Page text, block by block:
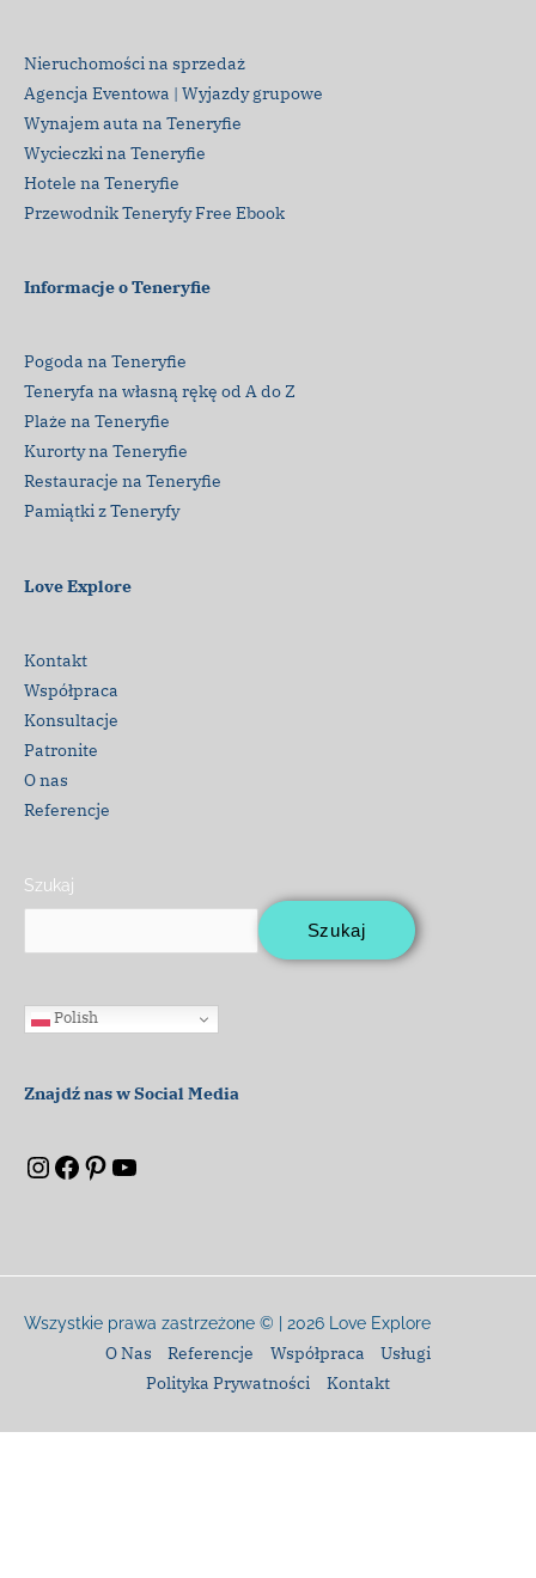
Nieruchomości na sprzedaż
Agencja Eventowa | Wyjazdy grupowe
Wynajem auta na Teneryfie
Wycieczki na Teneryfie
Hotele na Teneryfie
Przewodnik Teneryfy Free Ebook
Informacje o Teneryfie
Pogoda na Teneryfie
Teneryfa na własną rękę od A do Z
Plaże na Teneryfie
Kurorty na Teneryfie
Restauracje na Teneryfie
Pamiątki z Teneryfy
Love Explore
Kontakt
Współpraca
Konsultacje
Patronite
O nas
Referencje
Szukaj
Szukaj
Polish
Znajdź nas w Social Media
Wszystkie prawa zastrzeżone © | 2026 Love Explore
O Nas Referencje Współpraca
Usługi
Polityka Prywatności
Kontakt